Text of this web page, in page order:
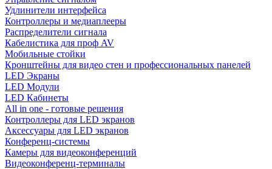
Удлинители интерфейса
Контроллеры и медиаплееры
Распределители сигнала
Кабелистика для проф AV
Мобильные стойки
Кронштейны для видео стен и профессиональных панелей
LED Экраны
LED Модули
LED Кабинеты
All in one - готовые решения
Контроллеры для LED экранов
Аксессуары для LED экранов
Конференц-системы
Камеры для видеоконференций
Видеоконференц-терминалы